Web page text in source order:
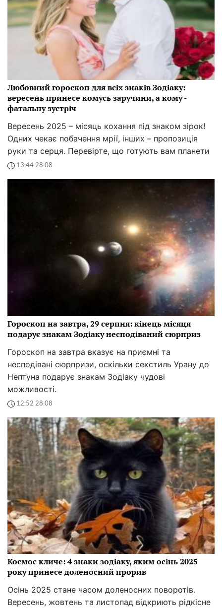
Любовний гороскоп для всіх знаків Зодіаку:
вересень принесе комусь заручини, а кому -
фатальну зустріч
Вересень 2025 – місяць кохання під знаком зірок!
Одних чекає побачення мрії, інших – пропозиція
руки та серця. Перевірте, що готують вам планети
13:44 28.08
Гороскоп на завтра, 29 серпня: кінець місяця
подарує знакам Зодіаку несподіваний сюрприз
Гороскоп на завтра вказує на приємні та
несподівані сюрпризи, оскільки секстиль Урану до
Нептуна подарує знакам Зодіаку чудові
можливості.
12:52 28.08
Космос кличе: 4 знаки зодіаку, яким осінь 2025
року принесе доленосний прорив
Осінь 2025 стане часом доленосних поворотів.
Вересень, жовтень та листопад відкриють рідкісне